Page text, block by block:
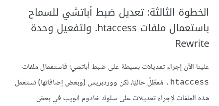
الخطوة الثالثة: تعديل ضبط أباتشي للسماح
باستعمال ملفات ‎.htaccess ولتفعيل وحدة
Rewrite
علينا الآن إجراء تعديلات بسيطة على ضبط أباتشي؛ فاستعمال ملفات
‎.htaccess مُعطّلٌ حاليًا، لكن ووردبريس (وبعض إضافاتها) تستعمل
هذه الملفات لإجراء تعديلات على سلوك خادوم الويب في بعض